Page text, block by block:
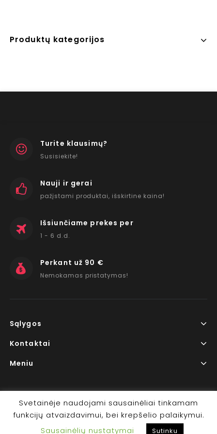
Produktų kategorijos
Turite klausimų?
Susisiekite!
Nauji ir gerai
pažįstami produktai, išskirtine kaina!
Išsiunčiame prekes per
1 - 6 d.d.
Perkant už 90 €
Nemokamas pristatymas!
Sąlygos
Kontaktai
Meniu
Copyright © 2026 www.RedLips.lt Prekių išsiuntimas 1-6
d.d.
Svetainėje naudojami sausainėliai tinkamam
funkcijų atvaizdavimui, bei krepšelio palaikymui.
Sausainėlių nustatymai
Sutinku